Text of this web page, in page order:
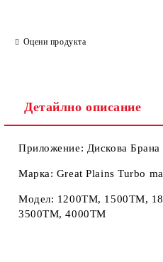
Оцени продукта
Детайлно описание
Приложение: Дискова Брана
Марка: Great Plains Turbo
Модел: 1200TM, 1500TM,
3500TM, 4000TM